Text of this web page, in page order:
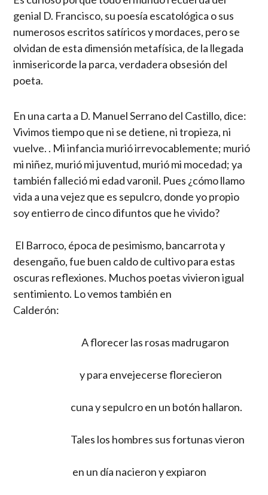
genial D. Francisco, su poesía escatológica o sus
numerosos escritos satíricos y mordaces, pero se
olvidan de esta dimensión metafísica, de la llegada
inmisericorde la parca, verdadera obsesión del
poeta.
En una carta a D. Manuel Serrano del Castillo, dice:
Vivimos tiempo que ni se detiene, ni tropieza, ni
vuelve. . Mi infancia murió irrevocablemente; murió
mi niñez, murió mi juventud, murió mi mocedad; ya
también falleció mi edad varonil. Pues ¿cómo llamo
vida a una vejez que es sepulcro, donde yo propio
soy entierro de cinco difuntos que he vivido?
El Barroco, época de pesimismo, bancarrota y
desengaño, fue buen caldo de cultivo para estas
oscuras reflexiones. Muchos poetas vivieron igual
sentimiento. Lo vemos también en
Calderón:
A florecer las rosas madrugaron
y para envejecerse florecieron
cuna y sepulcro en un botón hallaron.
Tales los hombres sus fortunas vieron
en un día nacieron y expiaron